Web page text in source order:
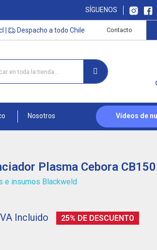
SÍGUENOS
Despacho a todo Chile Contacto
Nosotros Vídeos de
Plasma Cebora
e insumos Blackweld
Incluido 25% DE DESCUENTO